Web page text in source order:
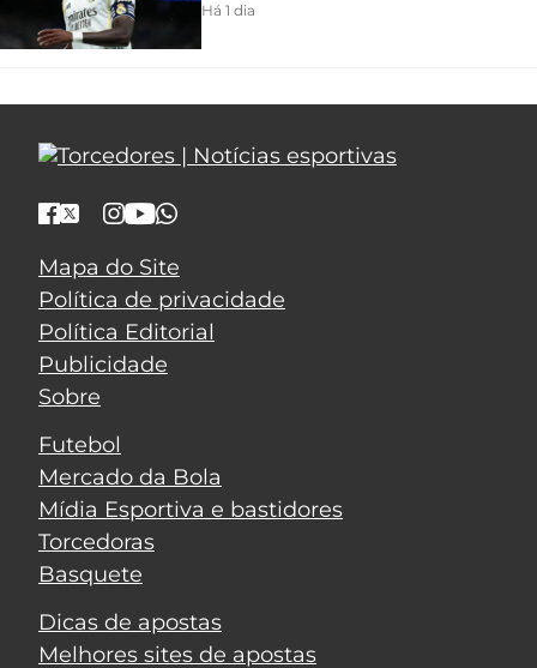
Há 1 dia
Mapa do Site
Política de privacidade
Política Editorial
Publicidade
Sobre
Futebol
Mercado da Bola
Mídia Esportiva e bastidores
Torcedoras
Basquete
Dicas de apostas
Melhores sites de apostas